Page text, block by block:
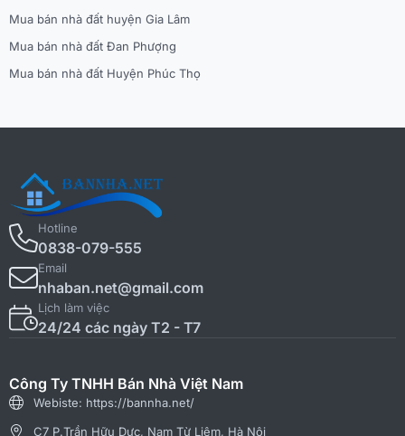
Mua bán nhà đất huyện Gia Lâm
Mua bán nhà đất Đan Phượng
Mua bán nhà đất Huyện Phúc Thọ
Hotline
0838-079-555
Email
nhaban.net@gmail.com
Lịch làm việc
24/24 các ngày T2 - T7
Công Ty TNHH Bán Nhà Việt Nam
Webiste: https://bannha.net/
C7 P.Trần Hữu Dực, Nam Từ Liêm, Hà Nội